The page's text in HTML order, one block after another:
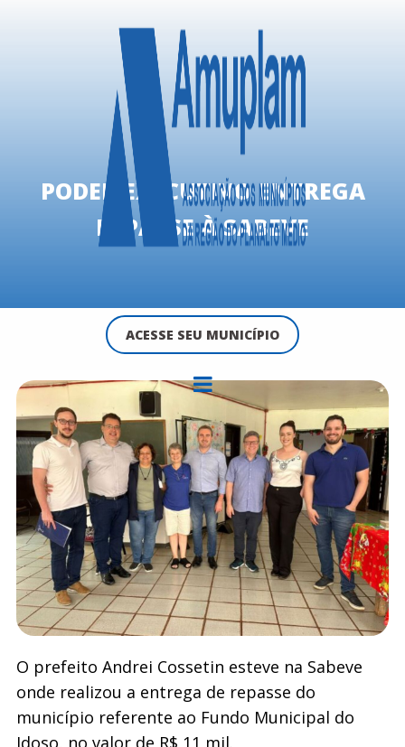
ACESSE SEU MUNICÍPIO
PODER EXECUTIVO ENTREGA
REPASSE À SABEVE
O prefeito Andrei Cossetin esteve na Sabeve
onde realizou a entrega de repasse do
município referente ao Fundo Municipal do
Idoso, no valor de R$ 11 mil.